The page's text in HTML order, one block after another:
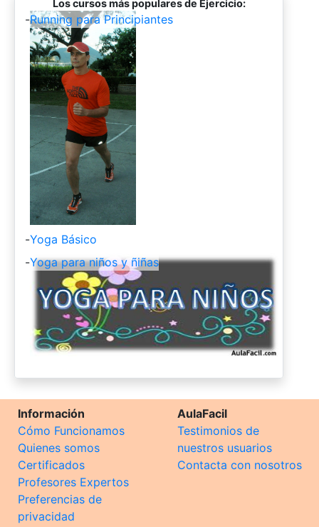
Los cursos más populares de Ejercicio:
-Running para Principiantes
-Yoga Básico
-Yoga para niños y ñiñas
Información
Cómo Funcionamos
Quienes somos
Certificados
Profesores Expertos
Preferencias de
privacidad
AulaFacil
Testimonios de
nuestros usuarios
Contacta con nosotros